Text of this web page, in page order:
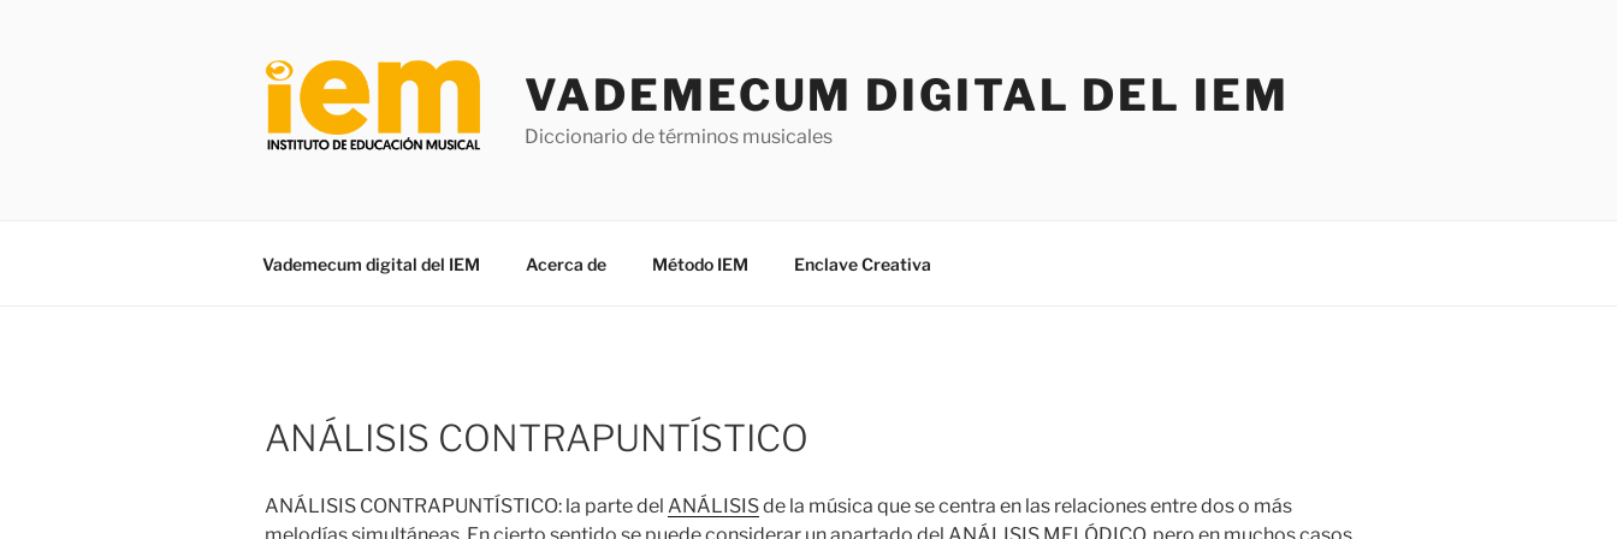
VADEMECUM DIGITAL DEL IEM
Diccionario de términos musicales
Vademecum digital del IEM Acerca de Método IEM Enclave Creativa
ANÁLISIS CONTRAPUNTÍSTICO
ANÁLISIS CONTRAPUNTÍSTICO: la parte del ANÁLISISde la música que se centra en las relaciones entre dos o más
melodías simultáneas. En cierto sentido se puede considerar un apartado del ANÁLISIS MELÓDICO, pero en muchos casos